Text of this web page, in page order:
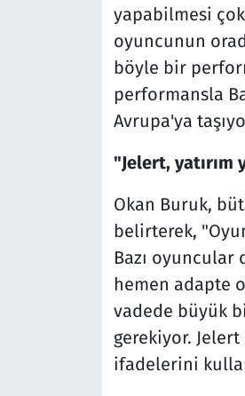
yapabilmesi
oyuncunun
böyle bir
performansla
Avrupa'ya
"Jelert, yatırım
Okan Buruk,
belirterek,
Bazı oyuncular
hemen adapte
vadede büyük
gerekiyor. Jelert
ifadelerini